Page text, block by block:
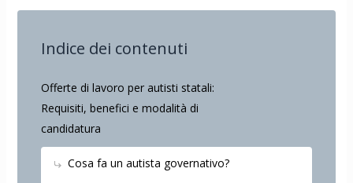
Indice dei contenuti
Offerte di lavoro per autisti statali:
Requisiti, benefici e modalità di
candidatura
Cosa fa un autista governativo?